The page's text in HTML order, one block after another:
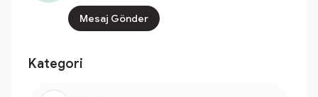
Mesaj Gönder
Kategori